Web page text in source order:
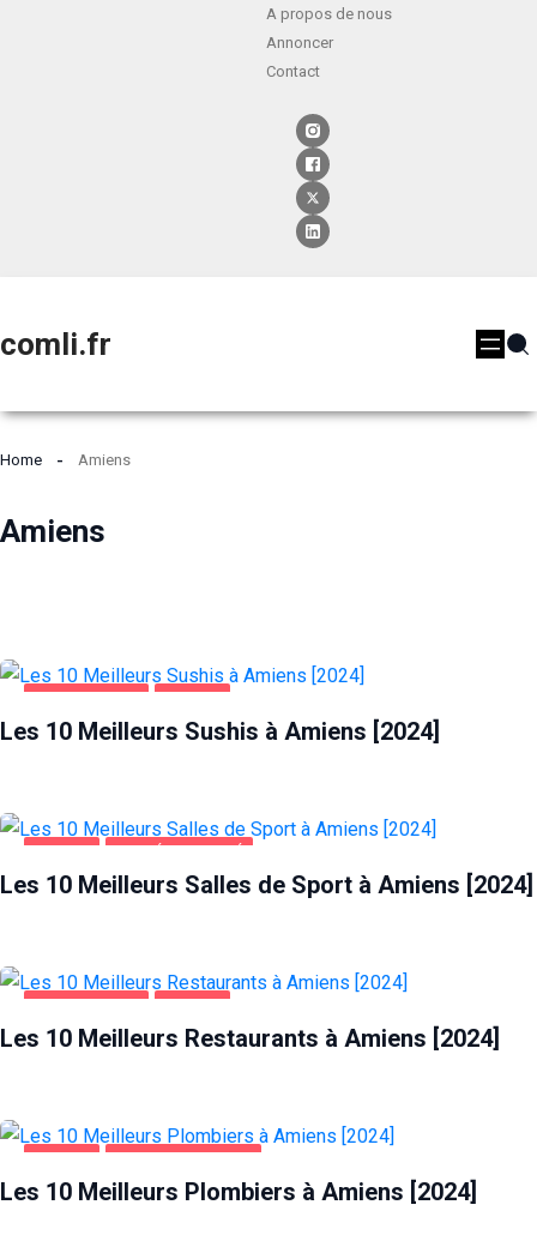
A propos de nous
Annoncer
Contact
comli.fr
Home Amiens
Amiens
ALIMENTATION AMIENS
Les 10 Meilleurs Sushis à Amiens [2024]
AMIENS SANTÉ ET BEAUTÉ
Les 10 Meilleurs Salles de Sport à Amiens [2024]
ALIMENTATION AMIENS
Les 10 Meilleurs Restaurants à Amiens [2024]
AMIENS MAISON ET JARDIN
Les 10 Meilleurs Plombiers à Amiens [2024]